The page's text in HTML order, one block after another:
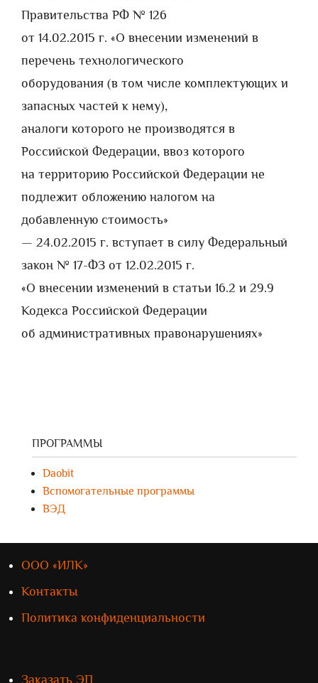
Правительства РФ № 126
от 14.02.2015 г. «О внесении изменений в
перечень технологического
оборудования (в том числе комплектующих и
запасных частей к нему),
аналоги которого не производятся в
Российской Федерации, ввоз которого
на территорию Российской Федерации не
подлежит обложению налогом на
добавленную стоимость»
— 24.02.2015 г. вступает в силу Федеральный
закон № 17-ФЗ от 12.02.2015 г.
«О внесении изменений в статьи 16.2 и 29.9
Кодекса Российской Федерации
об административных правонарушениях»
ПРОГРАММЫ
Daobit
Вспомогательные программы
ВЭД
ООО «ИЛК»
Контакты
Политика конфиденциальности
Заказать ЭП